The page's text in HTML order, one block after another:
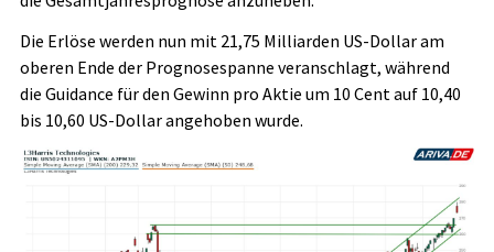
Die Erlöse werden nun mit 21,75 Milliarden US-Dollar am
oberen Ende der Prognosespanne veranschlagt, während
die Guidance für den Gewinn pro Aktie um 10 Cent auf 10,40
bis 10,60 US-Dollar angehoben wurde.